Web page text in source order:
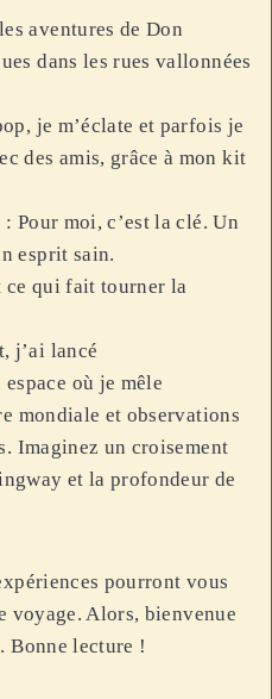
aventures de Don
dans les rues vallonnées
je m’éclate et parfois je
des amis, grâce à mon kit
Pour moi, c’est la clé. Un
esprit sain.
ce qui fait tourner la
j’ai lancé
espace où je mêle
mondiale et observations
Imaginez un croisement
et la profondeur de
pourront vous
voyage. Alors, bienvenue
Bonne lecture !